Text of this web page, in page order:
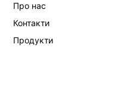
Про нас
Контакти
Продукти